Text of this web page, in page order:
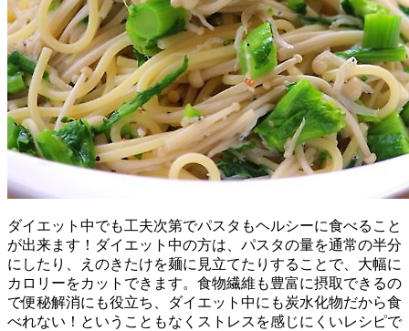
ダイエット中でも工夫次第でパスタもヘルシーに食べること
が出来ます！ダイエット中の方は、パスタの量を通常の半分
にしたり、えのきたけを麺に見立てたりすることで、大幅に
カロリーをカットできます。食物繊維も豊富に摂取できるの
で便秘解消にも役立ち、ダイエット中にも炭水化物だから食
べれない！ということもなくストレスを感じにくいレシピで